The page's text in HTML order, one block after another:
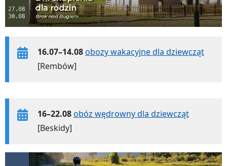
16.07–14.08obozy wakacyjne dla dziewcząt
[Rembów]
16–22.08obóz wędrowny dla dziewcząt
[Beskidy]